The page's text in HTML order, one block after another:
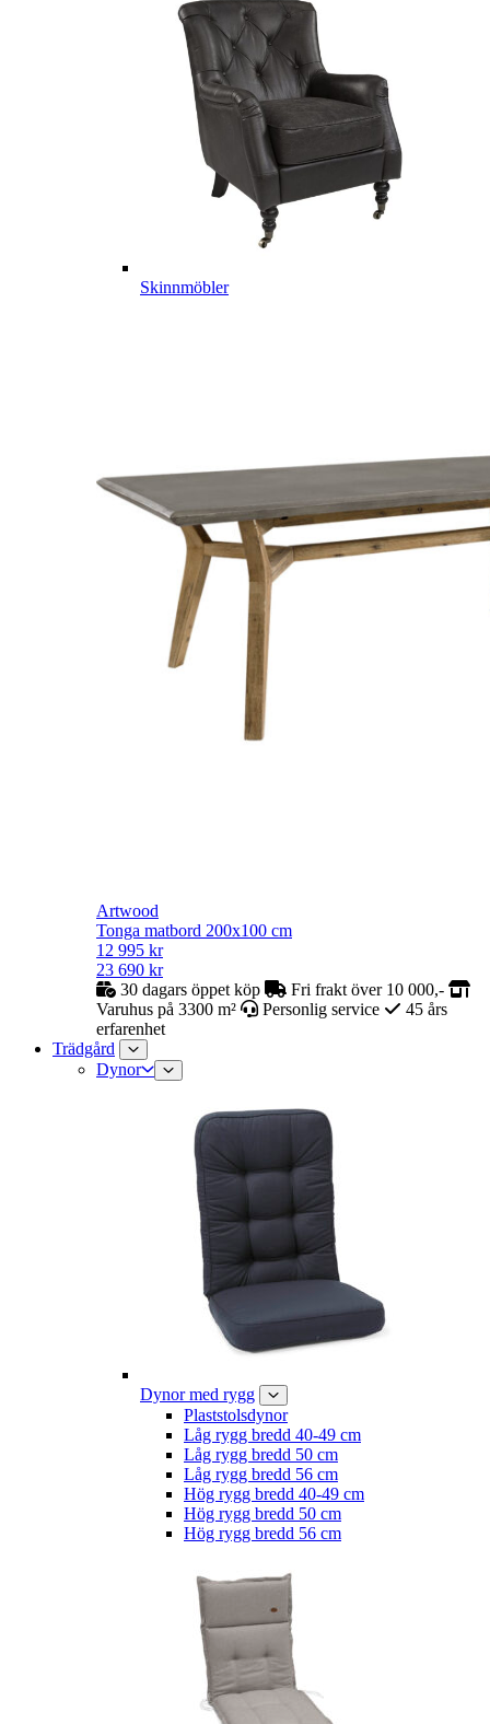
Skinnmöbler
Artwood
Tonga matbord 200x100 cm
12 995 kr
23 690 kr
30 dagars öppet köp
Fri frakt över 10 000,-
Varuhus på 3300 m²
Personlig service
45 års
erfarenhet
Trädgård
Dynor
Dynor med rygg
Plaststolsdynor
Låg rygg bredd 40-49 cm
Låg rygg bredd 50 cm
Låg rygg bredd 56 cm
Hög rygg bredd 40-49 cm
Hög rygg bredd 50 cm
Hög rygg bredd 56 cm